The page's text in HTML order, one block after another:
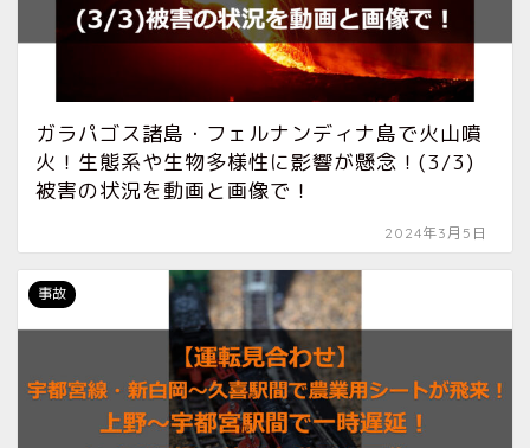
ガラパゴス諸島・フェルナンディナ島で火山噴
火！生態系や生物多様性に影響が懸念！(3/3)
被害の状況を動画と画像で！
2024年3月5日
事故